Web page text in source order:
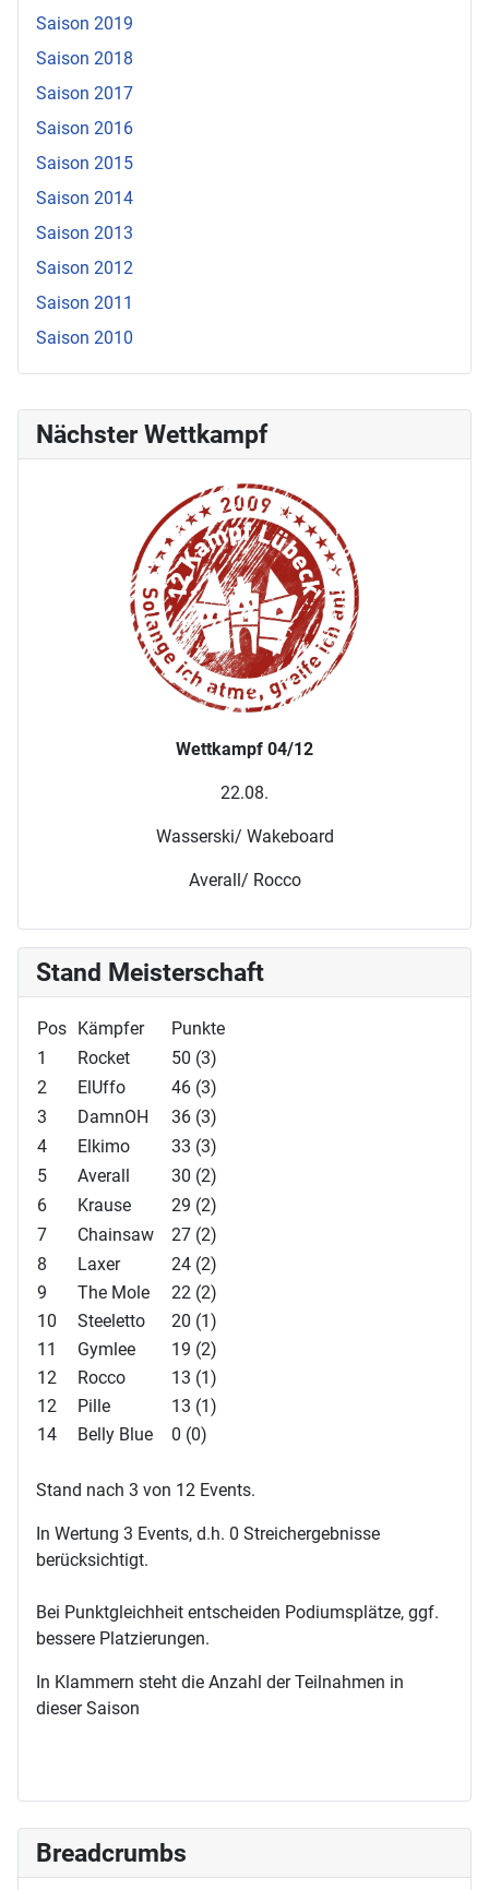
Nächster Wettkampf
Wettkampf 04/12
22.08.
Wasserski/ Wakeboard
Averall/ Rocco
Stand Meisterschaft
Pos Kämpfer
Punkte
1
Rocket
50 (3)
2
ElUffo
46 (3)
3
DamnOH
36 (3)
4
Elkimo
33 (3)
5
Averall
30 (2)
6
Krause
29 (2)
7
Chainsaw
27 (2)
8
Laxer
24 (2)
9
The Mole
22 (2)
10
Steeletto
20 (1)
11
Gymlee
19 (2)
12
Rocco
13 (1)
12
Pille
13 (1)
14
Belly Blue 0 (0)
Stand nach 3 von 12 Events.
In Wertung 3 Events, d.h. 0 Streichergebnisse
berücksichtigt.
Bei Punktgleichheit entscheiden Podiumsplätze, ggf.
bessere Platzierungen.
In Klammern steht die Anzahl der Teilnahmen in
dieser Saison
Saison 2019
Saison 2018
Saison 2017
Saison 2016
Saison 2015
Saison 2014
Saison 2013
Saison 2012
Saison 2011
Saison 2010
Breadcrumbs